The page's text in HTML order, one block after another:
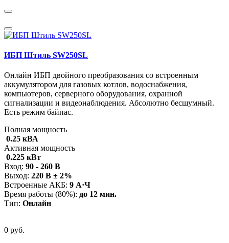
ИБП Штиль SW250SL
Онлайн ИБП двойного преобразования со встроенным
аккумулятором для газовых котлов, водоснабжения,
компьютеров, серверного оборудования, охранной
сигнализации и видеонаблюдения. Абсолютно бесшумный.
Есть режим байпас.
Полная мощность
0.25 кВА
Активная мощность
0.225 кВт
Вход: 90 - 260 В
Выход: 220 В ± 2%
Встроенные АКБ: 9 А·Ч
Время работы (80%): до 12 мин.
Тип: Онлайн
0 руб.